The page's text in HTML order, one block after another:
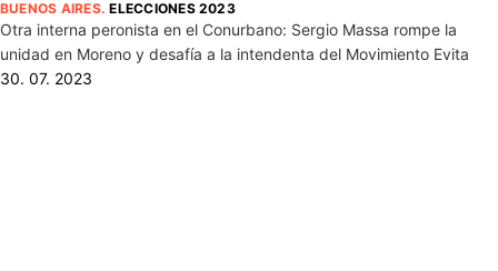
BUENOS AIRES.ELECCIONES 2023
Otra interna peronista en el Conurbano: Sergio Massa rompe la
unidad en Moreno y desafía a la intendenta del Movimiento Evita
30. 07. 2023